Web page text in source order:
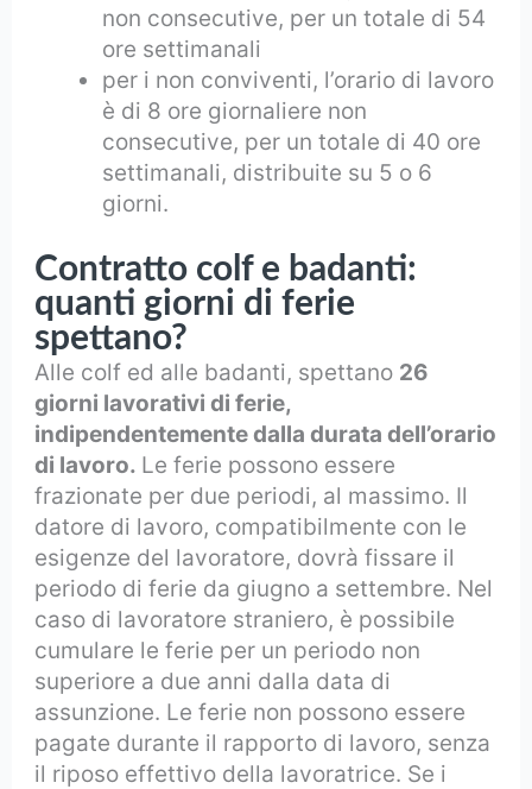
non consecutive, per un totale di 54
ore settimanali
per i non conviventi, l’orario di lavoro
è di 8 ore giornaliere non
consecutive, per un totale di 40 ore
settimanali, distribuite su 5 o 6
giorni.
Contratto colf e badanti:
quanti giorni diferie
spettano?
Alle colf ed alle badanti, spettano 26
giorni lavorativi di ferie,
indipendentemente dalla durata dell’orario
di lavoro. Le ferie possono essere
frazionate per due periodi, al massimo. Il
datore di lavoro, compatibilmente con le
esigenze del lavoratore, dovrà fissare il
periodo di ferie da giugno a settembre. Nel
caso di lavoratore straniero, è possibile
cumulare le ferie per un periodo non
superiore a due anni dalla data di
assunzione. Le ferie non possono essere
pagate durante il rapporto di lavoro, senza
il riposo effettivo della lavoratrice. Se i